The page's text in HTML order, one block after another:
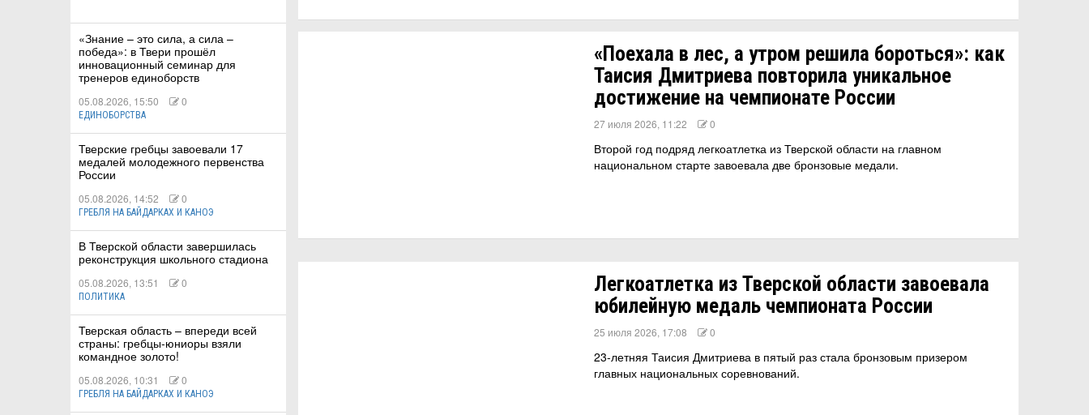
«Знание – это сила, а сила –
победа»: в Твери прошёл
инновационный семинар для
тренеров единоборств
05.08.2026, 15:50 0
ЕДИНОБОРСТВА
Тверские гребцы завоевали 17
медалей молодежного первенства
России
05.08.2026, 14:52 0
ГРЕБЛЯ НА БАЙДАРКАХ И КАНОЭ
В Тверской области завершилась
реконструкция школьного стадиона
05.08.2026, 13:51 0
ПОЛИТИКА
Тверская область – впереди всей
страны: гребцы-юниоры взяли
командное золото!
05.08.2026, 10:31 0
ГРЕБЛЯ НА БАЙДАРКАХ И КАНОЭ
«Поехала в лес, а утром решила бороться»: как
Таисия Дмитриева повторила уникальное
достижение на чемпионате России
27 июля 2026, 11:22 0
Второй год подряд легкоатлетка из Тверской области на главном
национальном старте завоевала две бронзовые медали.
Легкоатлетка из Тверской области завоевала
юбилейную медаль чемпионата России
25 июля 2026, 17:08 0
23-летняя Таисия Дмитриева в пятый раз стала бронзовым призером
главных национальных соревнований.